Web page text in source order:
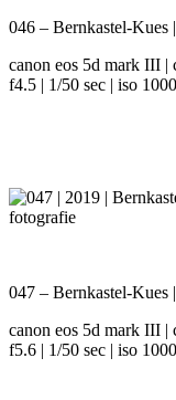
046 – Bernkastel-Kues
canon eos 5d mark III |
f4.5 | 1/50 sec | iso
047 – Bernkastel-Kues
canon eos 5d mark III |
f5.6 | 1/50 sec | iso